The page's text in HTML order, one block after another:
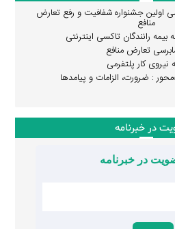
اولین جشنواره شفافیت و رفع تعارض
منافع
بیمه رانندگان تاکسی اینترنتی
تعارض منافع
نیروی کار پلتفرمی
: ضرورت، الزامات و پیامدها
در خبرنامه
در خبرنامه